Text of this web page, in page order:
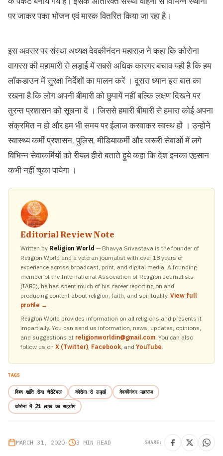
पर जाकर पका भोजन एवं मास्क वितरित किया जा रहा है।
इस अवसर पर संस्था अध्यक्ष देवकीनंदन महाराज ने कहा कि कोरोना
वायरस की महामारी से लड़ाई में सबसे अधिक कारगर बचाव यही है कि हम
लाॅकडाउन में सुरक्षा निर्देशों का पालन करें । दूसरा ध्यान इस बात का
रखना है कि लोग अपनी बीमारी को छुपायें नहीं बल्कि लक्षण दिखने पर
तुरन्त प्रशासन को सूचना दें । जिससे हमारी बीमारी से हमारा कोई अपना
संक्रमित न हो और हम भी समय पर ईलाज करवाकर स्वस्थ हों । उन्होने
स्वास्थ्य कर्मी प्रशासन, पुलिस, मीडियाकर्मी और जरूरी सेवाओं में लगे
विभिन्न सेवाकर्मियों को रीयल हीरो बताते हुये कहा कि देश इनका एहसान
कभी नहीं चुका पायेगा ।
Editorial Review Note
Written by Religion World — Bhavya Srivastava is the founder of
Religion World and a veteran journalist with over 18 years of
experience across broadcast, print, and digital media. A founding
member of the International Association of Religion Journalists
(IARJ), he has spent much of his career reporting on and
producing content about religion, faith, and spirituality. View full
profile → .
Religion World provides information on all religions and presents it
impartially. You can send us information, news, updates, opinions,
and suggestions at religionworldin@gmail.com. You can also
follow us on X (Twitter), Facebook, and YouTube.
TAGS
विश्व शांति सेवा चैरीटेबल कोरोना से लड़ाई देवकीनंदन महाराज
कोरोना में 21 लाख का सहयोग
MARCH 31, 2020• 3 MIN READ SHARE: